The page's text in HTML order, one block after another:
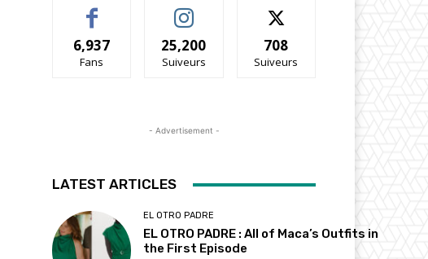
6,937
Fans
25,200
Suiveurs
708
Suiveurs
- Advertisement -
LATEST ARTICLES
EL OTRO PADRE
EL OTRO PADRE : All of Maca’s Outfits in
the First Episode